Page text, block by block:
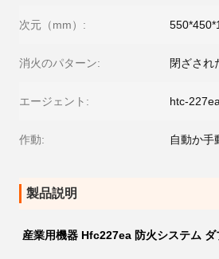
次元（mm）:
消火のパターン: 閉ざされ
エージェント: htc-227ea
作動: 自動か手
製品説明
産業用機器 Hfc227ea 防火システム